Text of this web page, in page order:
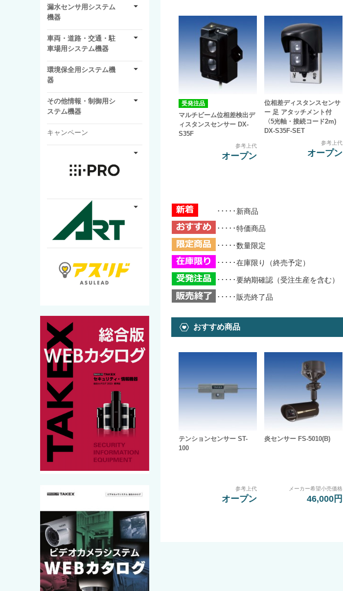
受発注品
マルチビーム位相差検出デ
ィスタンスセンサー DX-
S35F
参考上代
オープン
位相差ディスタンスセンサ
ー 足 アタッチメント付
〈5光軸・接続コード2m)
DX-S35F-SET
参考上代
オープン
･････新商品
･････特価商品
･････数量限定
･････在庫限り（終売予定）
･････要納期確認（受注生産を含む）
･････販売終了品
おすすめ商品
テンションセンサー ST-
100
参考上代
オープン
炎センサー FS-5010(B)
メーカー希望小売価格
46,000円
漏水センサ用システム
機器
車両・道路・交通・駐
車場用システム機器
環境保全用システム機
器
その他情報・制御用シ
ステム機器
キャンペーン